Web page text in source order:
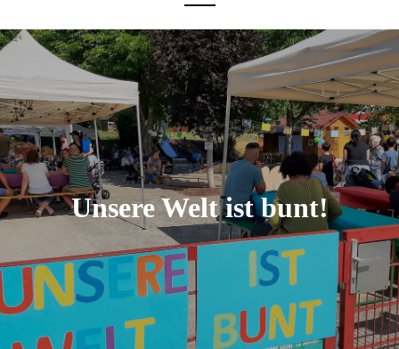
Unsere Welt ist bunt!